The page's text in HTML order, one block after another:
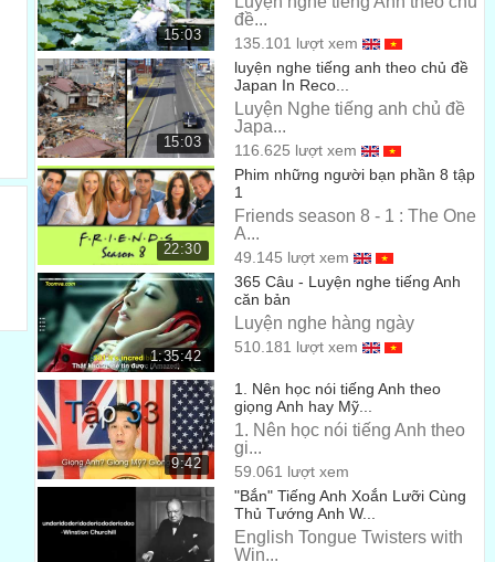
15:03
đề...
135.101 lượt xem
15:03
luyện nghe tiếng anh theo chủ đề
Japan In Reco...
Luyện Nghe tiếng anh chủ đề
Japa...
116.625 lượt xem
22:30
Phim những người bạn phần 8 tập
1
Friends season 8 - 1 : The One
A...
49.145 lượt xem
1:35:42
365 Câu - Luyện nghe tiếng Anh
căn bản
Luyện nghe hàng ngày
510.181 lượt xem
9:42
1. Nên học nói tiếng Anh theo
giọng Anh hay Mỹ...
1. Nên học nói tiếng Anh theo
gi...
59.061 lượt xem
"Bắn" Tiếng Anh Xoắn Lưỡi Cùng
Thủ Tướng Anh W...
English Tongue Twisters with
Win...